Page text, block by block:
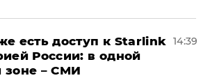
есть доступ к Starlink
России: в одной
зоне – СМИ
14:39